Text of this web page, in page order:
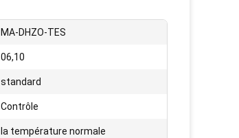
MA-DHZO-TES
06,10
standard
Contrôle
la température normale